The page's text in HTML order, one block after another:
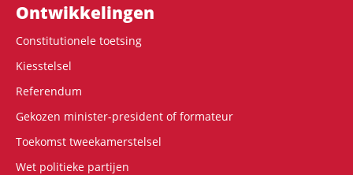
Ontwikke­lingen
Constitutionele toetsing
Kiesstelsel
Referendum
Gekozen minister-president of formateur
Toekomst tweekamerstelsel
Wet politieke partijen